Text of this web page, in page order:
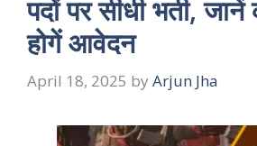
पदों पर सीधी भर्ती,
होगें आवेदन
April 18, 2025 by Arjun Jha